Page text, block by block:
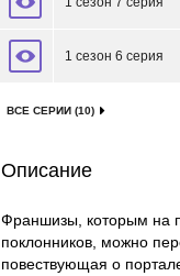
1 сезон 6 серия
ВСЕ СЕРИИ (10)
Описание
Франшизы, которым на
поклонников, можно
повествующая о